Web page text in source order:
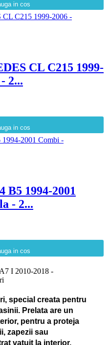
in cos
CL C215 1999-
2...
in cos
B5 1994-2001
- 2...
in cos
special creata pentru
Prelata are un
pentru a proteja
zapezii sau
vatuit la interior,